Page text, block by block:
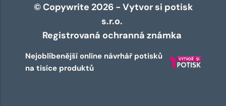
© Copywrite 2026 - Vytvor si potisk
s.r.o.
Registrovaná ochranná známka
Nejoblíbenější online návrhář potisků
na tisíce produktů